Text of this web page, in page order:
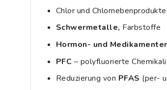
Chlor und Chlornebenprodukte
Schwermetalle, Farbstoffe
Hormon- und
PFC – polyfluorierte
Reduzierung von PFAS (per-